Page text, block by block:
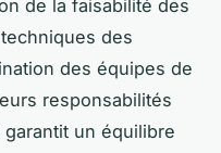
de la faisabilité des
des
des équipes de
responsabilités
un équilibre